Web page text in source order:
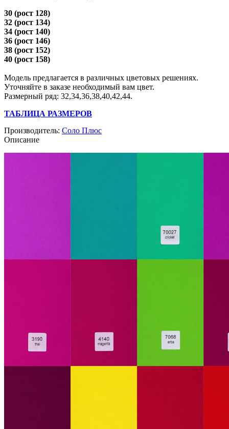
30 (рост 128)
32 (рост 134)
34 (рост 140)
36 (рост 146)
38 (рост 152)
40 (рост 158)
Модель предлагается в различных цветовых решениях.
Уточняйте в заказе необходимый вам цвет.
Размерный ряд: 32,34,36,38,40,42,44.
ТАБЛИЦА РАЗМЕРОВ
Производитель: Соло Плюс
Описание